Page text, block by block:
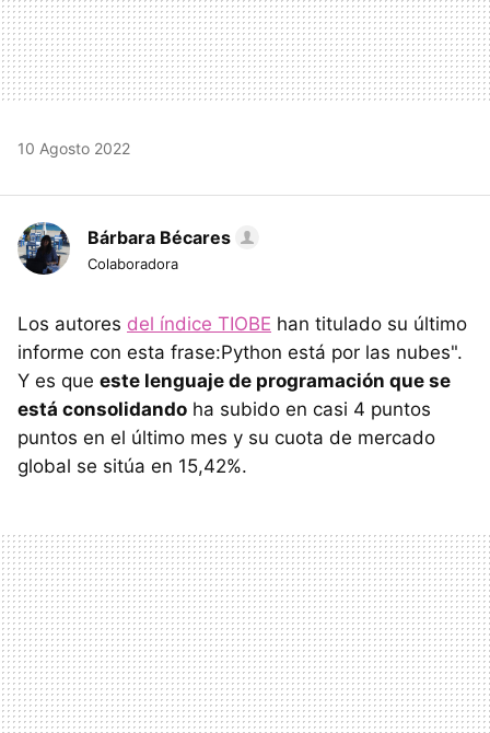
10 Agosto 2022
Bárbara Bécares
Colaboradora
Los autores del índice TIOBE han titulado su último
informe con esta frase:Python está por las nubes".
Y es que este lenguaje de programación que se
está consolidando ha subido en casi 4 puntos
puntos en el último mes y su cuota de mercado
global se sitúa en 15,42%.